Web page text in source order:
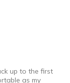
up to the first
as my